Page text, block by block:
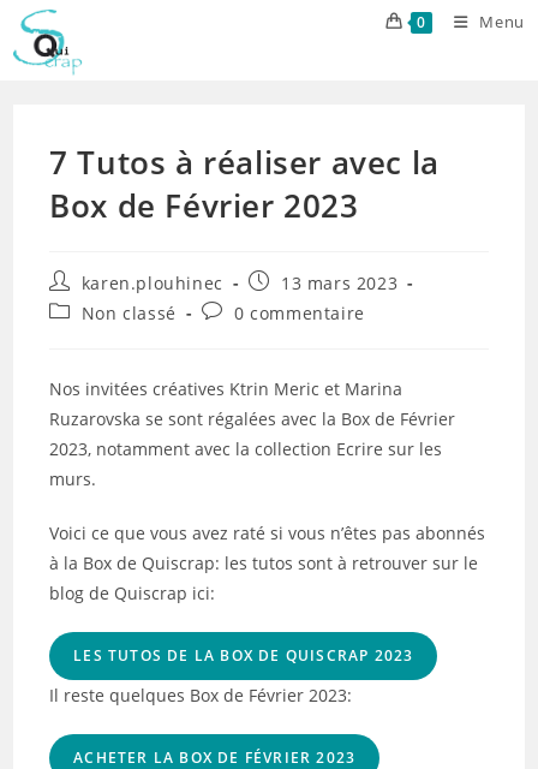
Skip
content
0 Menu
7 Tutos à réaliser avec la
Box de Février 2023
Auteur/autrice
de
la
karen.plouhinec
Publication
13 mars 2023
PostNon classé
Commentaires
publication :
0 commentaire
Nos invitées créatives Ktrin Meric et Marina
Ruzarovska se sont régalées avec la Box de Février
2023, notamment avec la collection Ecrire sur les
murs.
Voici ce que vous avez raté si vous n’êtes pas abonnés
à la Box de Quiscrap: les tutos sont à retrouver sur le
blog de Quiscrap ici:
LES TUTOS DE LA BOX DE QUISCRAP 2023
Il reste quelques Box de Février 2023:
ACHETER LA BOX DE FÉVRIER 2023